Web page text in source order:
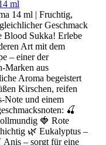
ml
14 ml | Fruchtig,
Geschmack
Blood Sukka! Erlebe
Art mit dem
– einer der
Marken aus
Aroma begeistert
Kirschen, reifen
Note und einem
🍒
🍓 Rote
🌿 Eukalyptus –
Anis – sorgt für eine